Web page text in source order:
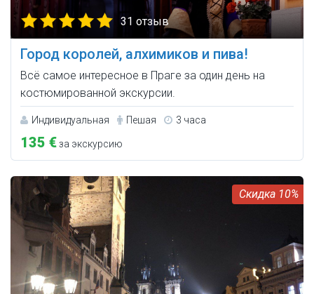
31 отзыв
Город королей, алхимиков и пива!
Всё самое интересное в Праге за один день на
костюмированной экскурсии.
Индивидуальная Пешая 3 часа
135 €за экскурсию
10%